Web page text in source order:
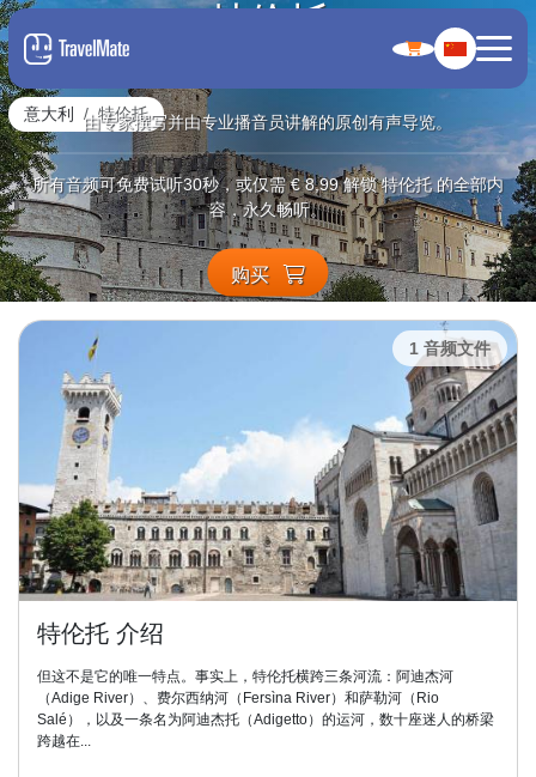
意大利 特伦托
特伦托
由专家撰写并由专业播音员讲解的原创有声导览。
所有音频可免费试听30秒，或仅需 € 8,99 解锁 特伦托 的全部内
容，永久畅听。
购买
1 音频文件
特伦托 介绍
但这不是它的唯一特点。事实上，特伦托横跨三条河流：阿迪杰河
（Adige River）、费尔西纳河（Fersìna River）和萨勒河（Rio
Salé），以及一条名为阿迪杰托（Adigetto）的运河，数十座迷人的桥梁
跨越在...